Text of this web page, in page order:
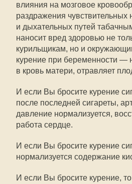
влияния на мозговое
раздражения чувствительных
и дыхательных путей
наносит вред здоровью не
курильщикам, но и
курение при беременности —
в кровь матери, отравляет
И если Вы бросите курение
после последней сигареты,
давление нормализуется,
работа сердце.
И если Вы бросите курение
нормализуется содержание
И если Вы бросите курение, то